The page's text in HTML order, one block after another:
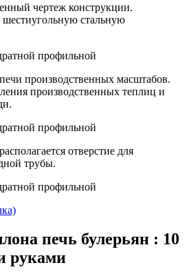
чертеж конструкции.
шестиугольную стальную
производственных масштабов.
производственных теплиц и
отверстие для
трубы.
печь булерьян : 10
руками